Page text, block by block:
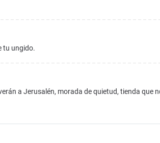
tu ungido.
a Jerusalén, morada de quietud, tienda que